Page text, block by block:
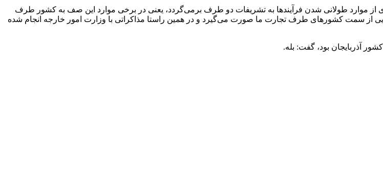
از موارد طولانی شدن فرآیندها به تشریفات دو طرف برمی‌گردد، یعنی در برخی موارد این صف به کشور طرف
سمت کشورهای طرف تجارت ما صورت می‌گیرد و در همین راستا مذاکراتی با وزارت امور خارجه انجام شده
آذربایجان بود، گفت: بله.